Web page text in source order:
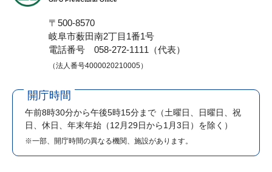
〒500-8570
岐阜市薮田南2丁目1番1号
電話番号 058-272-1111（代表）
（法人番号4000020210005）
開庁時間
午前8時30分から午後5時15分まで （土曜日、日曜日、祝
日、休日、年末年始（12月29日から1月3日）を除く）
※一部、開庁時間の異なる機関、施設があります。